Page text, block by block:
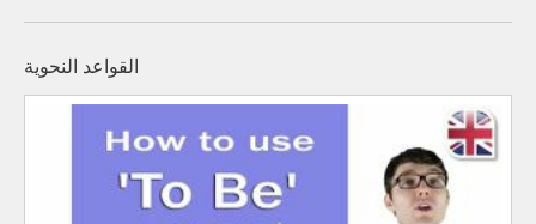
القواعد النحوية